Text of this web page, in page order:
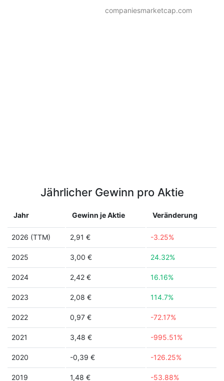
companiesmarketcap.com
Jährlicher Gewinn pro Aktie
Jahr Gewinn je Aktie Veränderung
2026 (TTM) 2,91 € -3.25%
2025 3,00 € 24.32%
2024 2,42 € 16.16%
2023 2,08 € 114.7%
2022 0,97 € -72.17%
2021 3,48 € -995.51%
2020 -0,39 € -126.25%
2019 1,48 € -53.88%